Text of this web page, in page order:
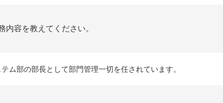
内容を教えてください。
ム部の部長として部門管理一切を任されています。